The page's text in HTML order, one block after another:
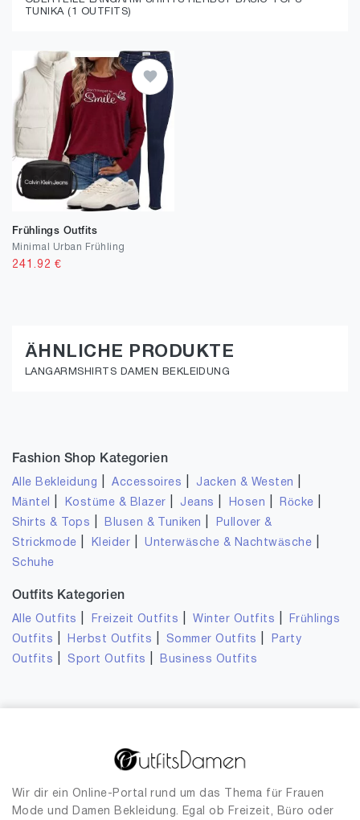
TUNIKA (1 OUTFITS)
Frühlings Outfits
Minimal Urban Frühling
241.92 €
ÄHNLICHE PRODUKTE
LANGARMSHIRTS DAMEN BEKLEIDUNG
Fashion Shop Kategorien
Alle Bekleidung |Accessoires Jacken & Westen
Mäntel Kostüme & Blazer Jeans Hosen Röcke
Shirts & Tops Blusen & Tuniken
Pullover &
Strickmode
Kleider |Unterwäsche & Nachtwäsche
Schuhe
Outfits Kategorien
Alle Outfits Freizeit Outfits |Winter Outfits
Frühlings
Outfits
Herbst Outfits Sommer Outfits
Party
Outfits
Sport Outfits Business Outfits
Wir dir ein Online-Portal rund um das Thema für Frauen
Mode und Damen Bekleidung. Egal ob Freizeit, Büro oder